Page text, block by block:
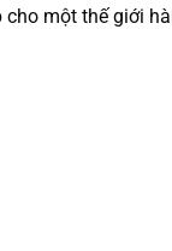
một thế giới